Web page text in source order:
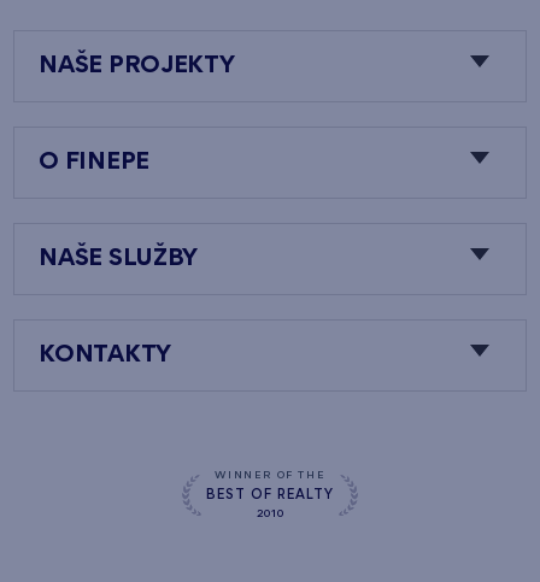
NAŠE PROJEKTY
O FINEPE
NAŠE SLUŽBY
KONTAKTY
WINNER OF THE
BEST OF REALTY
2010